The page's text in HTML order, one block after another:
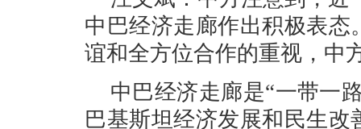
中巴经济走廊作出积极表
谊和全方位合作的重视，中
中巴经济走廊是“一带一
巴基斯坦经济发展和民生